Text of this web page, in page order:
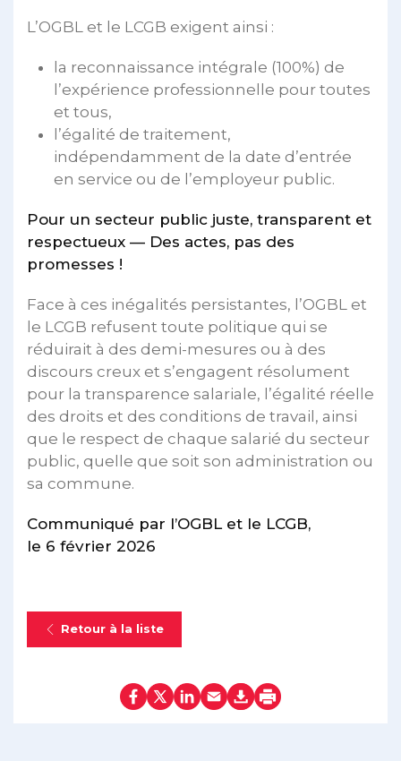
L’OGBL et le LCGB exigent ainsi :
la reconnaissance intégrale (100%) de
l’expérience professionnelle pour toutes
et tous,
l’égalité de traitement,
indépendamment de la date d’entrée
en service ou de l’employeur public.
Pour un secteur public juste, transparent et
respectueux — Des actes, pas des
promesses !
Face à ces inégalités persistantes, l’OGBL et
le LCGB refusent toute politique qui se
réduirait à des demi-mesures ou à des
discours creux et s’engagent résolument
pour la transparence salariale, l’égalité réelle
des droits et des conditions de travail, ainsi
que le respect de chaque salarié du secteur
public, quelle que soit son administration ou
sa commune.
Communiqué par l’OGBL et le LCGB,
le 6 février 2026
Retour à la liste